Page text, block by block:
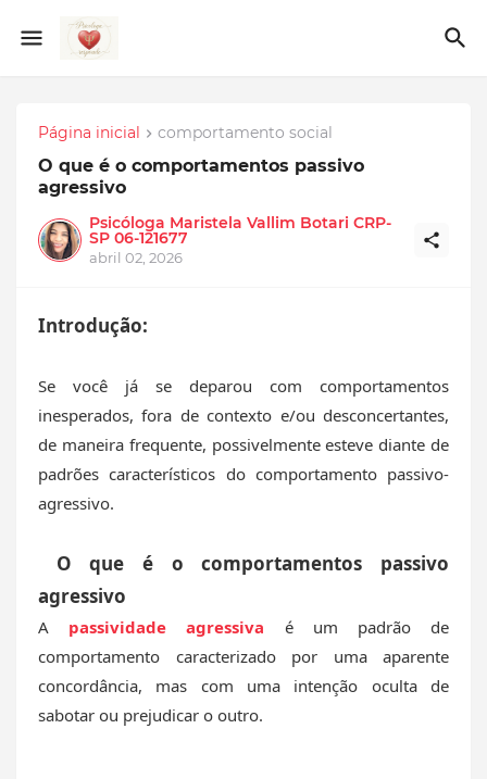
Página inicial comportamento social
O que é o comportamentos passivo
agressivo
Psicóloga Maristela Vallim Botari CRP-
SP 06-121677
abril 02, 2026
Introdução:
Se você já se deparou com comportamentos
inesperados, fora de contexto e/ou desconcertantes,
de maneira frequente, possivelmente esteve diante de
padrões característicos do comportamento passivo-
agressivo.
O que é o comportamentos passivo
agressivo
A passividade agressiva é um padrão de
comportamento caracterizado por uma aparente
concordância, mas com uma intenção oculta de
sabotar ou prejudicar o outro.